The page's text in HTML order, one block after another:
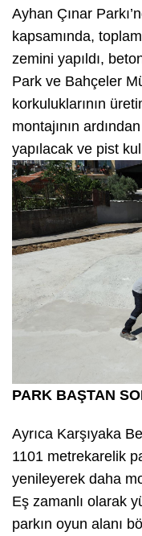
Ayhan Çınar
kapsamında,
zemini yapıldı,
Park ve Bahçeler
korkuluklarının
montajının
yapılacak ve pist
PARK BAŞTAN
Ayrıca Karşıyaka
1101 metrekarelik
yenileyerek daha
Eş zamanlı olarak
parkın oyun alanı